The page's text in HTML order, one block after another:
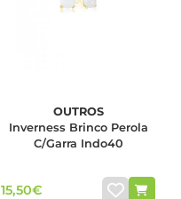
OUTROS
Inverness Brinco Perola
C/Garra Indo40
15,50€